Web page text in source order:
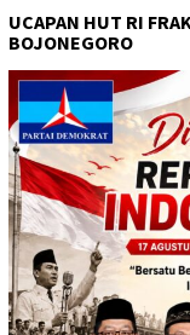
UCAPAN HUT RI
BOJONEGORO